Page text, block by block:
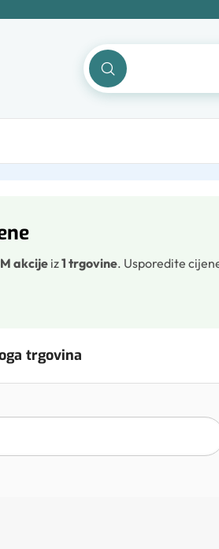
akcije iz1 trgovine. Usporedite
trgovina